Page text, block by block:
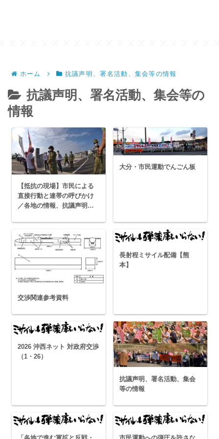
ホーム 抗議声明、署名活動、集会等の情報
抗議声明、署名活動、集会等の
情報
【抵抗の現場】市民による
直接行動と連帯の呼びかけ
／各地の情報、抗議声明・
大分・市民運動でんごん板
交渉関連参考資料
長射程ミサイル配備【熊
本】
2026 沖西ネット 対政府交渉
（1・26）
抗議声明、署名活動、集会
等の情報